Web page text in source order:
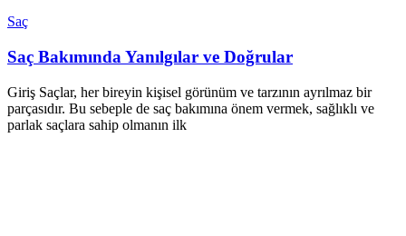
Saç
Saç Bakımında Yanılgılar ve Doğrular
Giriş Saçlar, her bireyin kişisel görünüm ve tarzının ayrılmaz bir
parçasıdır. Bu sebeple de saç bakımına önem vermek, sağlıklı ve
parlak saçlara sahip olmanın ilk